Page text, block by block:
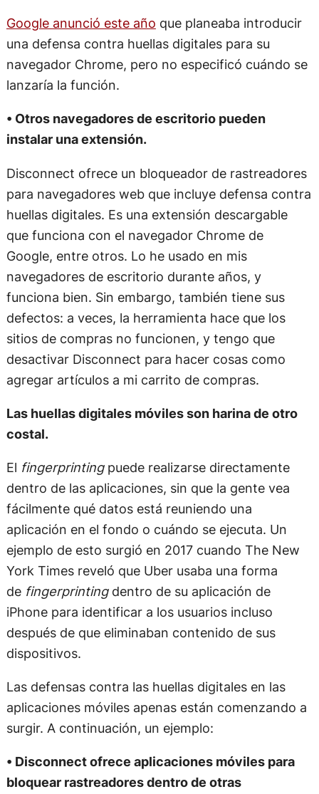
Google anunció este año que planeaba introducir
una defensa contra huellas digitales para su
navegador Chrome, pero no especificó cuándo se
lanzaría la función.
• Otros navegadores de escritorio pueden
instalar una extensión.
Disconnect ofrece un bloqueador de rastreadores
para navegadores web que incluye defensa contra
huellas digitales. Es una extensión descargable
que funciona con el navegador Chrome de
Google, entre otros. Lo he usado en mis
navegadores de escritorio durante años, y
funciona bien. Sin embargo, también tiene sus
defectos: a veces, la herramienta hace que los
sitios de compras no funcionen, y tengo que
desactivar Disconnect para hacer cosas como
agregar artículos a mi carrito de compras.
Las huellas digitales móviles son harina de otro
costal.
El fingerprintingpuede realizarse directamente
dentro de las aplicaciones, sin que la gente vea
fácilmente qué datos está reuniendo una
aplicación en el fondo o cuándo se ejecuta. Un
ejemplo de esto surgió en 2017 cuando The New
York Times reveló que Uber usaba una forma
de fingerprintingdentro de su aplicación de
iPhone para identificar a los usuarios incluso
después de que eliminaban contenido de sus
dispositivos.
Las defensas contra las huellas digitales en las
aplicaciones móviles apenas están comenzando a
surgir. A continuación, un ejemplo:
• Disconnect ofrece aplicaciones móviles para
bloquear rastreadores dentro de otras